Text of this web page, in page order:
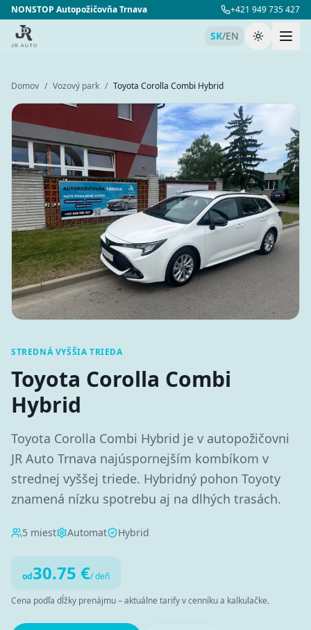
NONSTOP Autopožičovňa Trnava +421 949 735 427
SK/EN Prepnúť
Domov / Vozový park / Toyota Corolla Combi Hybrid
STREDNÁ VYŠŠIA TRIEDA
Toyota Corolla Combi
Hybrid
Toyota Corolla Combi Hybrid je v autopožičovni
JR Auto Trnava najúspornejším kombíkom v
strednej vyššej triede. Hybridný pohon Toyoty
znamená nízku spotrebu aj na dlhých trasách.
5 miest Automat Hybrid
od30.75 €/ deň
Cena podľa dĺžky prenájmu – aktuálne tarify v cenníku a kalkulačke.